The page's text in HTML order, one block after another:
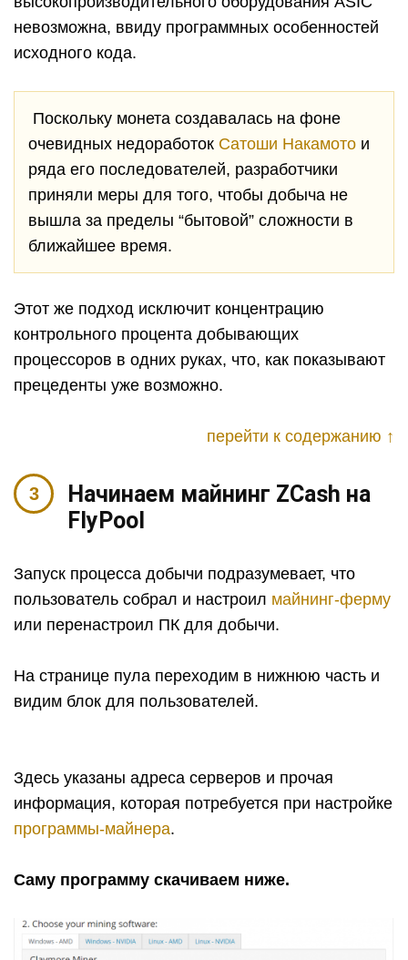
невозможна, ввиду программных особенностей
исходного кода.
Поскольку монета создавалась на фоне
очевидных недоработок Сатоши Накамото и
ряда его последователей, разработчики
приняли меры для того, чтобы добыча не
вышла за пределы “бытовой” сложности в
ближайшее время.
Этот же подход исключит концентрацию
контрольного процента добывающих
процессоров в одних руках, что, как показывают
прецеденты уже возможно.
перейти к содержанию ↑
Начинаем майнинг ZCash на
FlyPool
Запуск процесса добычи подразумевает, что
пользователь собрал и настроил майнинг-ферму
или перенастроил ПК для добычи.
На странице пула переходим в нижнюю часть и
видим блок для пользователей.
Здесь указаны адреса серверов и прочая
информация, которая потребуется при настройке
программы-майнера.
Саму программу скачиваем ниже.